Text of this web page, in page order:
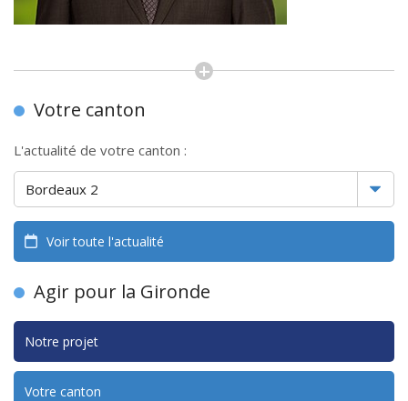
Votre canton
L'actualité de votre canton :
Voir toute l'actualité
Agir pour la Gironde
Notre projet
Votre canton